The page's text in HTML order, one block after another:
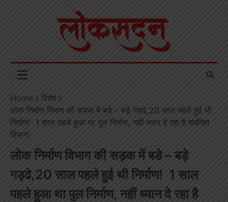
Home
विशेष
लोक निर्माण विभाग की सड़क में बडे – बड़े गड्ढे,20 साल पहले हुई थी
निर्माण! 1 साल पहले हुआ था पुल निर्माण, नहीं ध्यान दे रहा है संबंधित
विभाग!
लोक निर्माण विभाग की सड़क में बडे – बड़े
गड्ढे,20 साल पहले हुई थी निर्माण! 1 साल
पहले हुआ था पुल निर्माण, नहीं ध्यान दे रहा है